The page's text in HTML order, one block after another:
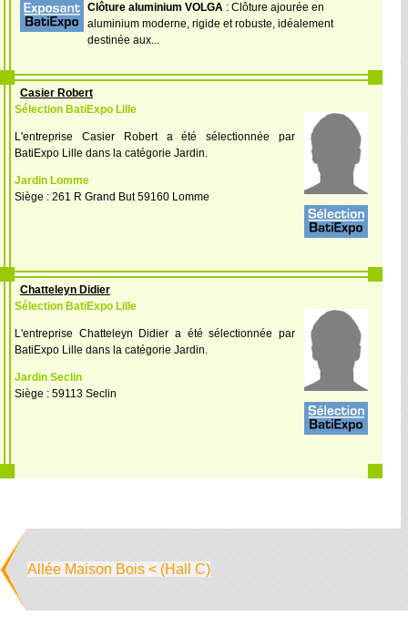
Clôture aluminium VOLGA : Clôture ajourée en
aluminium moderne, rigide et robuste, idéalement
destinée aux...
Casier Robert
Sélection BatiExpo Lille
L'entreprise Casier Robert a été sélectionnée par
BatiExpo Lille dans la catégorie Jardin.
Jardin Lomme
Siège : 261 R Grand But 59160 Lomme
Chatteleyn Didier
Sélection BatiExpo Lille
L'entreprise Chatteleyn Didier a été sélectionnée par
BatiExpo Lille dans la catégorie Jardin.
Jardin Seclin
Siège : 59113 Seclin
Allée Maison Bois < (Hall C)